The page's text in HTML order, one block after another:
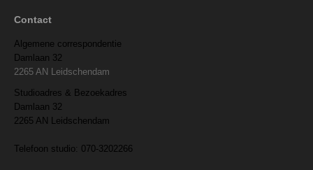
Contact
Algemene correspondentie
Damlaan 32
2265 AN Leidschendam
Studioadres & Bezoekadres
Damlaan 32
2265 AN Leidschendam
Telefoon studio: 070-3202266